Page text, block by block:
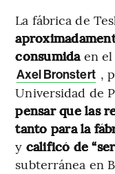
La fábrica de
consumidaen el
Axel Bronstert ,
Universidad de
pensar que las
tanto para la
y calificó de
subterránea en